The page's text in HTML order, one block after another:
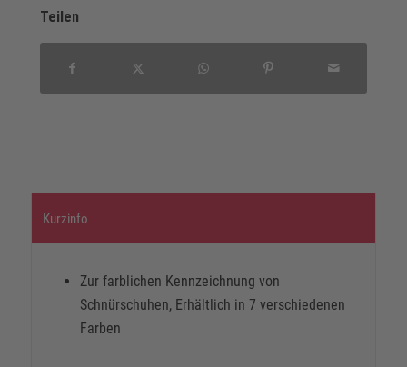
Teilen
Kurzinfo
Zur farblichen Kennzeichnung von
Schnürschuhen, Erhältlich in 7 verschiedenen
Farben